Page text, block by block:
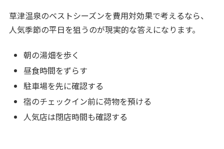
草津温泉のベストシーズンを費用対効果で考えるなら、
人気季節の平日を狙うのが現実的な答えになります。
朝の湯畑を歩く
昼食時間をずらす
駐車場を先に確認する
宿のチェックイン前に荷物を預ける
人気店は閉店時間も確認する